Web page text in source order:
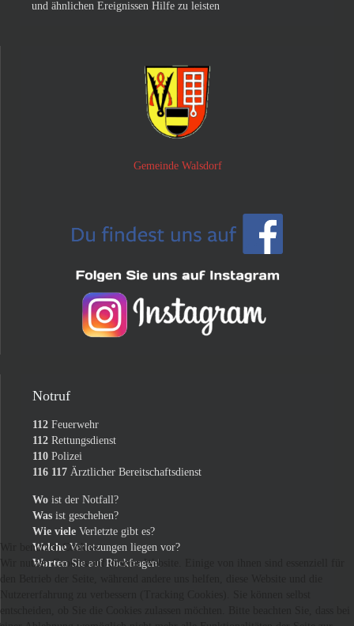
und ähnlichen Ereignissen Hilfe zu leisten
Gemeinde Walsdorf
Notruf
112 Feuerwehr
112 Rettungsdienst
110 Polizei
116 117 Ärztlicher Bereitschaftsdienst
Wo ist der Notfall?
Was ist geschehen?
Wie viele Verletzte gibt es?
Welche Verletzungen liegen vor?
Warten Sie auf Rückfragen!
Wir benutzen Cookies
Wir nutzen Cookies auf unserer Website. Einige von ihnen sind essenziell für